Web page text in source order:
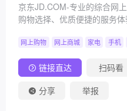
京东JD.COM-专业的综合网
购物选择、优质便捷的服务
护、食品、生鲜等丰富品类
网上购物 网上商城 家电 手机
链接直达 扫码看
分享
举报